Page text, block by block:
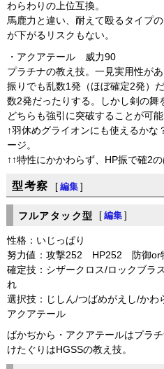
わらわりの上位互換。
馬鹿力と違い、耐えて殴るタイプ
が下がるリスクもない。
・アクアテール 威力90
プラチナの教え技。一見実用性が
振りでも乱数1発（ほぼ確定2発）
数2発だったりする。しかし剣の
どちらも強引に突破することが可能
↑羽休めグライオンにも使えるかな
ージ。
↑↑特性にかかわらず、HP振で確2
型考察 [ 編集 ]
フルアタック型 [ 編集 ]
性格：いじっぱり
努力値：攻撃252 HP252 防御or
確定技：シザークロス/ロックブラ
れ
選択技：じしん/つばめがえし/か
アクアテール
ばかぢから・アクアテールはプラチ
けたぐりはHGSSの教え技。